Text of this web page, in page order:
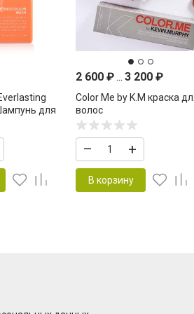
для
цвета
2 600 ₽... 3 200 ₽
Color Me by K.M краска
волос
– +
В корзину